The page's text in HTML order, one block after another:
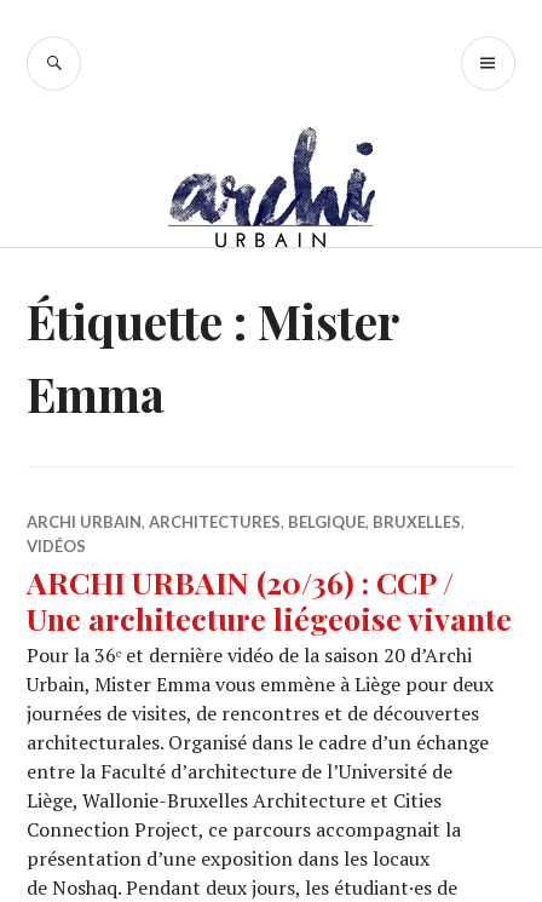
contenu
RECHERCHE
Étiquette : Mister
Emma
ARCHI URBAIN,ARCHITECTURES, BELGIQUE, BRUXELLES,
VIDÉOS
ARCHI URBAIN (20/36) : CCP /
Une architecture liégeoise vivante
Pour la 36ᵉ et dernière vidéo de la saison 20 d’Archi
Urbain, Mister Emma vous emmène à Liège pour deux
journées de visites, de rencontres et de découvertes
architecturales. Organisé dans le cadre d’un échange
entre la Faculté d’architecture de l’Université de
Liège, Wallonie-Bruxelles Architecture et Cities
Connection Project, ce parcours accompagnait la
présentation d’une exposition dans les locaux
de Noshaq. Pendant deux jours, les étudiant·es de